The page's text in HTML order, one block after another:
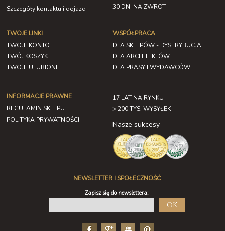
Szczegóły kontaktu i dojazd
30 DNI NA ZWROT
TWOJE LINKI
TWOJE KONTO
TWÓJ KOSZYK
TWOJE ULUBIONE
INFORMACJE PRAWNE
REGULAMIN SKLEPU
POLITYKA PRYWATNOŚCI
WSPÓŁPRACA
DLA SKLEPÓW - DYSTRYBUCJA
DLA ARCHITEKTÓW
DLA PRASY I WYDAWCÓW
17 LAT NA RYNKU
> 200 TYS. WYSYŁEK
Nasze sukcesy
NEWSLETTER I SPOŁECZNOŚĆ
Zapisz się do newslettera:
OK